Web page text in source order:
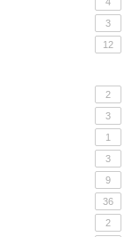
3
12
2
3
1
3
9
36
2